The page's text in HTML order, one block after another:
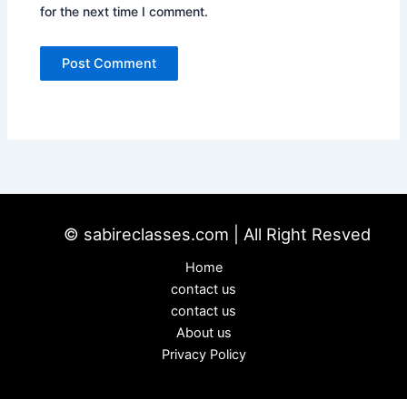
for the next time I comment.
© sabireclasses.com | All Right Resved
Home
contact us
contact us
About us
Privacy Policy